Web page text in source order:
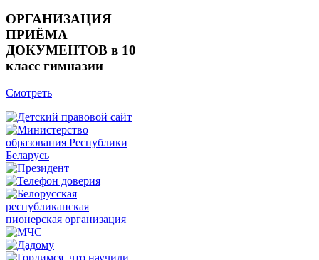
ОРГАНИЗАЦИЯ
ПРИЁМА
ДОКУМЕНТОВ в 10
класс гимназии
Смотреть